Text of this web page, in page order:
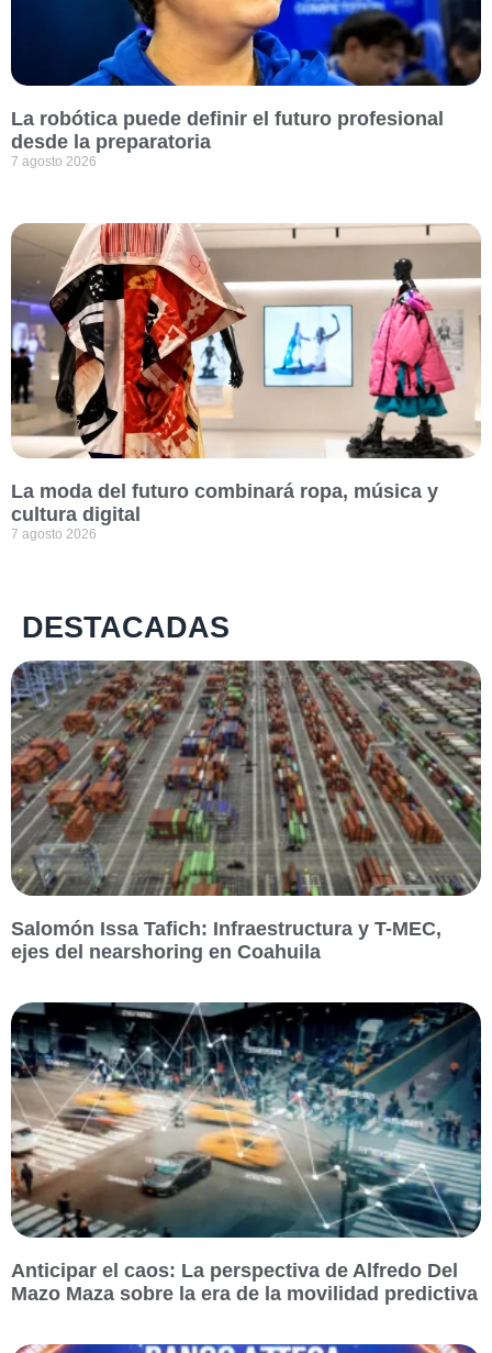
La robótica puede definir el futuro profesional
desde la preparatoria
7 agosto 2026
La moda del futuro combinará ropa, música y
cultura digital
7 agosto 2026
DESTACADAS
Salomón Issa Tafich: Infraestructura y T-MEC,
ejes del nearshoring en Coahuila
Anticipar el caos: La perspectiva de Alfredo Del
Mazo Maza sobre la era de la movilidad predictiva